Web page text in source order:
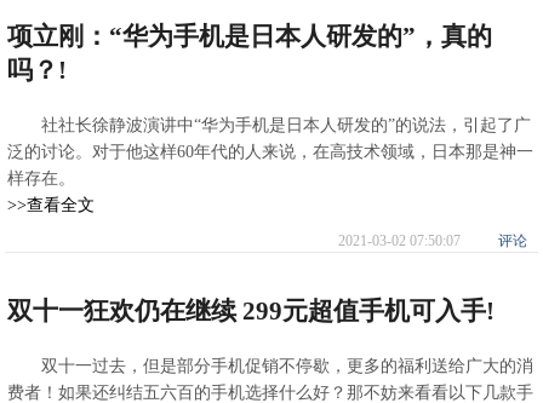
项立刚：“华为手机是日本人研发的”，真的
吗？!
社社长徐静波演讲中“华为手机是日本人研发的”的说法，引起了广
泛的讨论。对于他这样60年代的人来说，在高技术领域，日本那是神一
样存在。
>>查看全文
2021-03-02 07:50:07 评论
双十一狂欢仍在继续 299元超值手机可入手!
双十一过去，但是部分手机促销不停歇，更多的福利送给广大的消
费者！如果还纠结五六百的手机选择什么好？那不妨来看看以下几款手